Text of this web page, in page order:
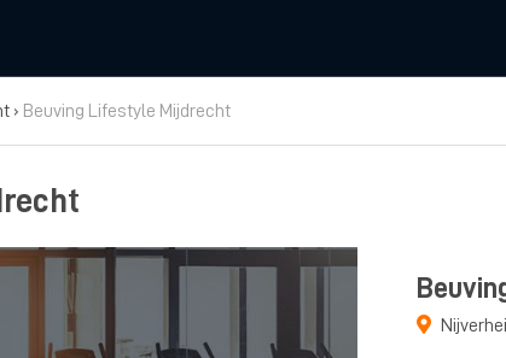
› Beuving Lifestyle Mijdrecht